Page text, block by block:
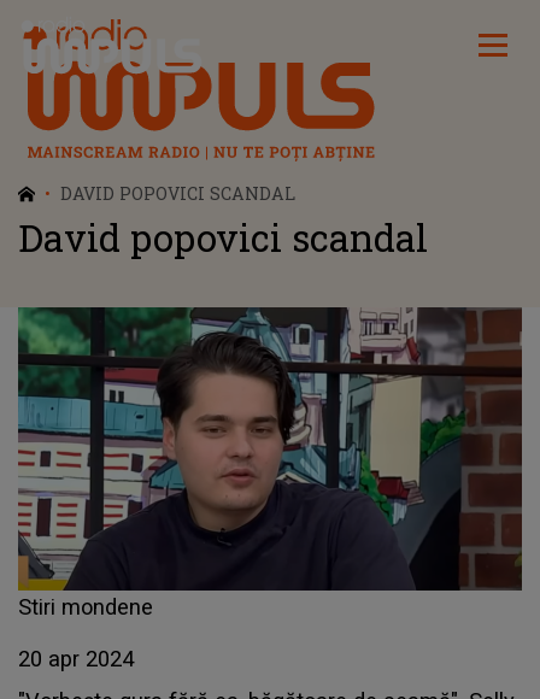
Radio Impuls
DAVID POPOVICI SCANDAL
David popovici scandal
Stiri mondene
20 apr 2024